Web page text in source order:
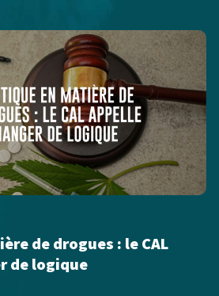
de drogues : le CAL
de logique